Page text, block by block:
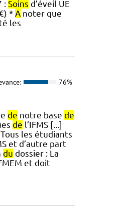
: Soins d’éveil UE
* Anoter que
les
76%
de notre base de
de l’IFMS [...]
Tous les étudiants
et d’autre part
du dossier : La
et doit